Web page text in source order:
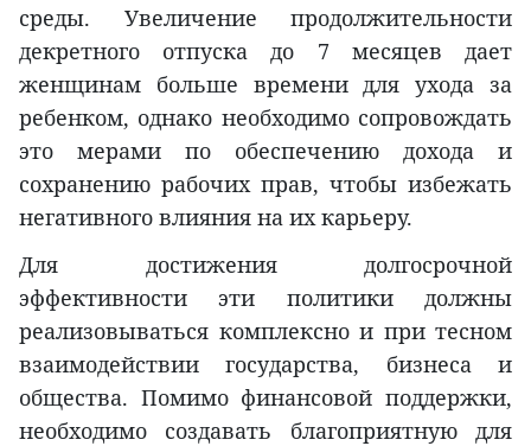
среды. Увеличение продолжительности
декретного отпуска до 7 месяцев дает
женщинам больше времени для ухода за
ребенком, однако необходимо сопровождать
это мерами по обеспечению дохода и
сохранению рабочих прав, чтобы избежать
негативного влияния на их карьеру.
Для достижения долгосрочной
эффективности эти политики должны
реализовываться комплексно и при тесном
взаимодействии государства, бизнеса и
общества. Помимо финансовой поддержки,
необходимо создавать благоприятную для